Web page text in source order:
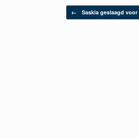
Berichtnavigatie
← Saskia geslaagd